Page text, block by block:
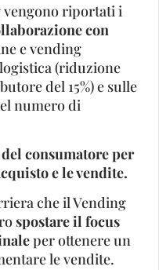
vengono riportati i
con
e vending
(riduzione
del 15%) e sulle
numero di
consumatore per
e le vendite.
che il Vending
spostare il focus
per ottenere un
le vendite.